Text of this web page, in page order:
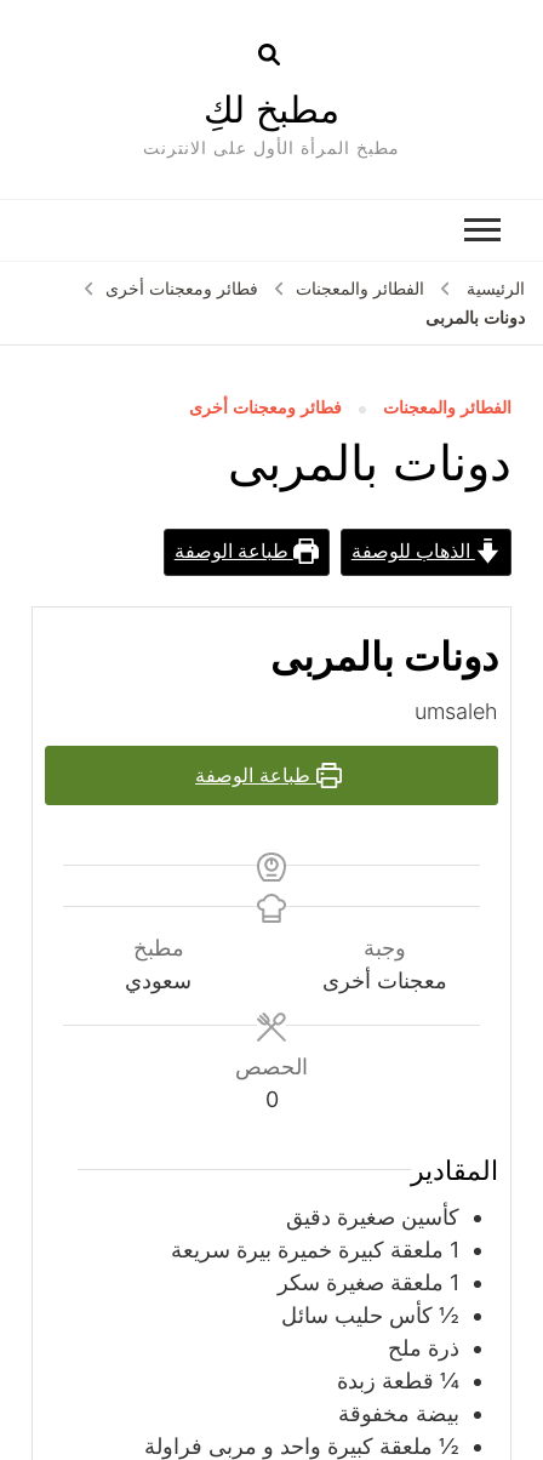
مطبخ لكِ
مطبخ المرأة الأول على الانترنت
الرئيسية الفطائر والمعجنات
فطائر ومعجنات أخرى
دونات بالمربى
الفطائر والمعجنات فطائر ومعجنات أخرى
دونات بالمربى
الذهاب للوصفة طباعة الوصفة
دونات بالمربى
umsaleh
طباعة الوصفة
وجبة
معجنات أخرى
مطبخ
سعودي
الحصص
0
المقادير
كأسين صغيرة دقيق
1 ملعقة كبيرة خميرة بيرة سريعة
1 ملعقة صغيرة سكر
½ كأس حليب سائل
ذرة ملح
¼ قطعة زبدة
بيضة مخفوقة
½ ملعقة كبيرة واحد و مربى فراولة